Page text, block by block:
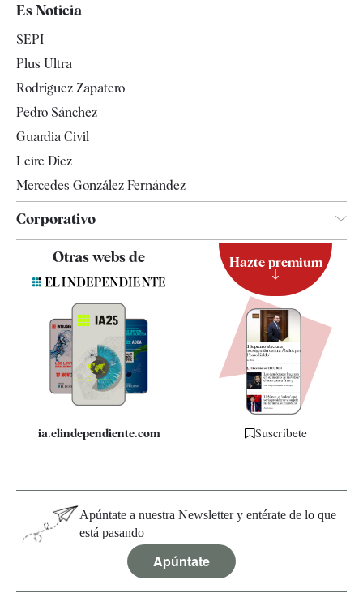
Televisión
Es Noticia
SEPI
Plus Ultra
Rodríguez Zapatero
Pedro Sánchez
Guardia Civil
Leire Díez
Mercedes González Fernández
Corporativo
Quiénes somos
Especificaciones
Otras webs de
ia.elindependiente.com
Hazte premium
Suscríbete
Apúntate a nuestra Newsletter y entérate de lo que
está pasando
Apúntate